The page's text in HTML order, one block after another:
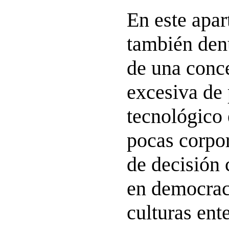
En este
también
de una
excesiva de
tecnológico
pocas
de decisión
en
culturas